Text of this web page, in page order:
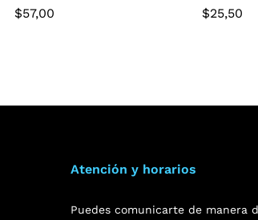
$57,00 $25,50
Atención y horarios
Puedes comunicarte de manera